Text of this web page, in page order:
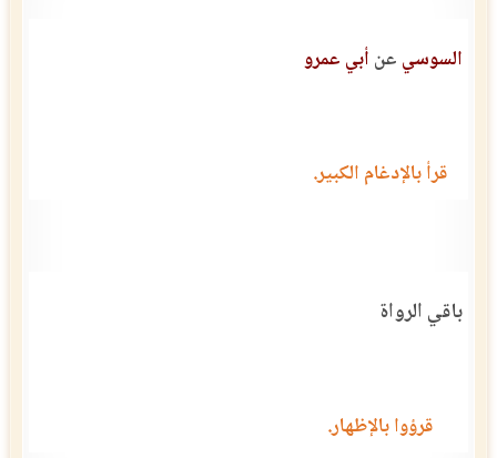
السوسي عن أبي عمرو
قرأ بالإدغام الكبير.
باقي الرواة
قرؤوا بالإظهار.